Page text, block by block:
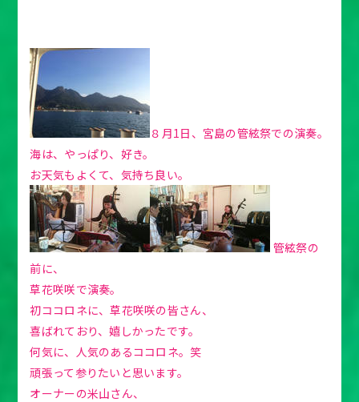
８月1日、宮島の管絃祭での演奏。
海は、やっぱり、好き。
お天気もよくて、気持ち良い。
管絃祭の
前に、
草花咲咲で演奏。
初ココロネに、草花咲咲の皆さん、
喜ばれており、嬉しかったです。
何気に、人気のあるココロネ。笑
頑張って参りたいと思います。
オーナーの米山さん、